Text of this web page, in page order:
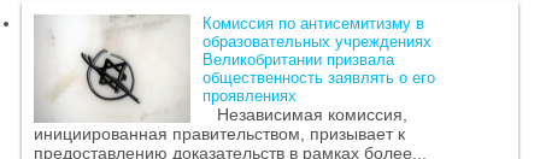
Комиссия по антисемитизму в
образовательных учреждениях
Великобритании призвала
общественность заявлять о его
проявлениях
Независимая комиссия,
инициированная правительством, призывает к
предоставлению доказательств в рамках более...